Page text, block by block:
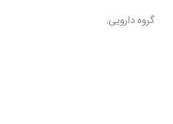
گروه دارویی: